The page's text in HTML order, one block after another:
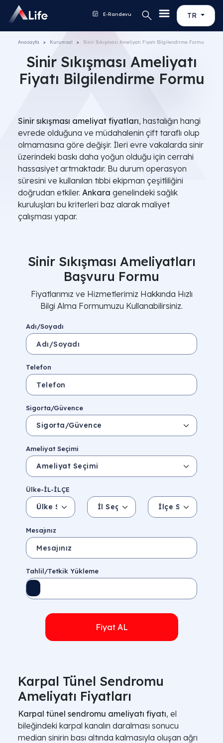
TR
E-Randevu
Anasayfa Kurumsal Sinir Sıkışması Ameliyatı Fiyatı Bilgilendirme Formu
Sinir Sıkışması Ameliyatı
Fiyatı Bilgilendirme Formu
Sinir sıkışması ameliyat fiyatları, hastalığın hangi
evrede olduğuna ve müdahalenin çift taraflı olup
olmamasına göre değişir. İleri evre vakalarda sinir
üzerindeki baskı daha yoğun olduğu için cerrahi
hassasiyet artmaktadır. Bu durum operasyon
süresini ve kullanılan tıbbi ekipman çeşitliliğini
doğrudan etkiler. Ankara genelindeki sağlık
kuruluşları bu kriterleri baz alarak maliyet
çalışması yapar.
Sinir Sıkışması Ameliyatları
Başvuru Formu
Fiyatlarımız ve Hizmetlerimiz Hakkında Hızlı
Bilgi Alma Formumuzu Kullanabilirsiniz.
Adı/Soyadı
Telefon
Sigorta/Güvence
Ameliyat Seçimi
Ülke-İL-İLÇE
Ülke Seçin
İl Seçin İlçe Seçin
Mesajınız
Tahlil/Tetkik Yükleme
Fiyat AL
Karpal Tünel Sendromu
Ameliyatı Fiyatları
Karpal tünel sendromu ameliyatı fiyatı, el
bileğindeki karpal kanalın daralması sonucu
median sinirin bası altında kalmasıyla oluşan ağrı